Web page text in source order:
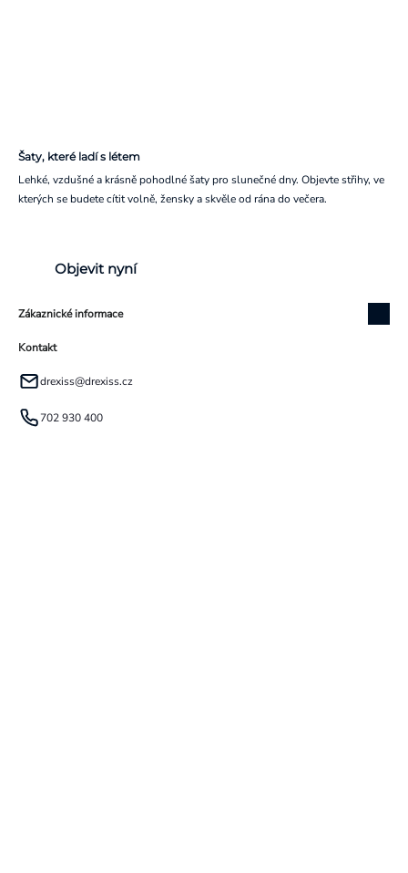
Šaty, které ladí s létem
Lehké, vzdušné a krásně pohodlné šaty pro slunečné dny. Objevte střihy, ve
kterých se budete cítit volně, žensky a skvěle od rána do večera.
Objevit nyní
Zákaznické informace
Kontakt
drexiss@drexiss.cz
702 930 400